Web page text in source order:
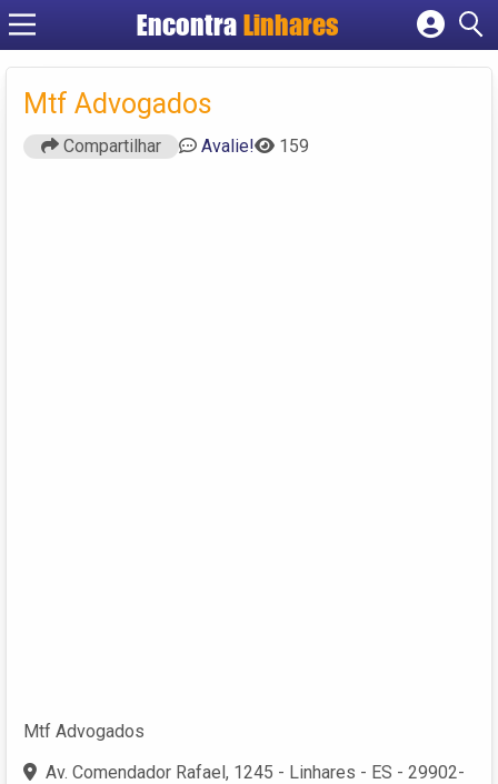
EncontraLinhares
Cadastrar empresa
Mtf Advogados
Compartilhar Avalie! 159
Mtf Advogados
Av. Comendador Rafael, 1245 - Linhares - ES - 29902-